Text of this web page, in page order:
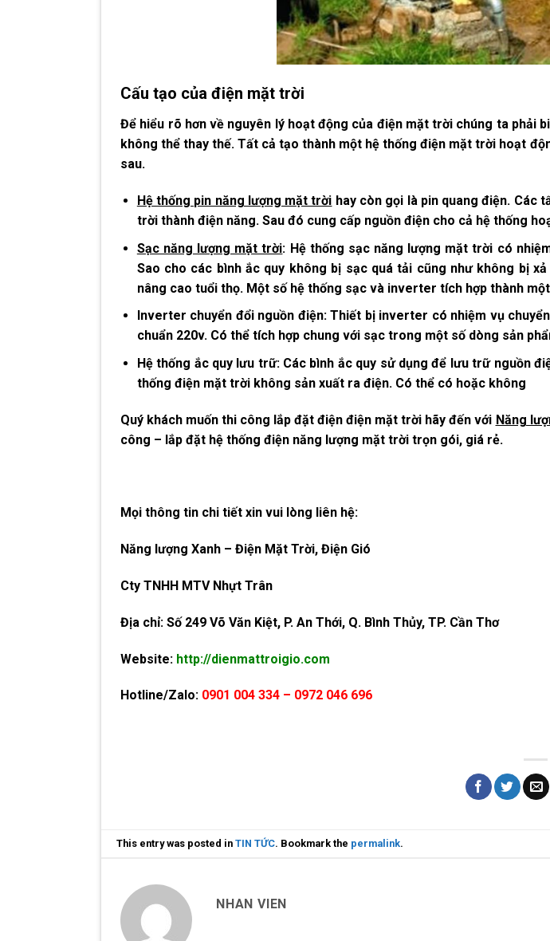
Cấu tạo của điện mặt trời
Để hiểu rõ hơn về nguyên lý hoạt động của điện mặt trời chúng ta phải
không thể thay thế. Tất cả tạo thành một hệ thống điện mặt trời hoạt
sau.
Hệ thống pin năng lượng mặt trời hay còn gọi là pin quang điện. Các
trời thành điện năng. Sau đó cung cấp nguồn điện cho cả hệ thống
Sạc năng lượng mặt trời: Hệ thống sạc năng lượng mặt trời có
Sao cho các bình ắc quy không bị sạc quá tải cũng như không bị
nâng cao tuổi thọ. Một số hệ thống sạc và inverter tích hợp thành
Inverter chuyển đổi nguồn điện: Thiết bị inverter có nhiệm vụ
chuẩn 220v. Có thể tích hợp chung với sạc trong một số dòng sản
Hệ thống ắc quy lưu trữ: Các bình ắc quy sử dụng để lưu trữ nguồn
thống điện mặt trời không sản xuất ra điện. Có thể có hoặc không
Quý khách muốn thi công lắp đặt điệnđiện mặt trời hãy đến với Năng
công – lắp đặt hệ thống điện năng lượng mặt trời trọn gói, giá rẻ.
Mọi thông tin chi tiết xin vui lòng liên hệ:
Năng lượng Xanh – Điện Mặt Trời, Điện Gió
Cty TNHH MTV Nhựt Trân
Địa chỉ: Số 249 Võ Văn Kiệt, P. An Thới, Q. Bình Thủy, TP. Cần Thơ
Website: http://dienmattroigio.com
Hotline/Zalo: 0901 004 334 – 0972 046 696
This entry was posted inTIN TỨC. Bookmark the permalink.
NHAN VIEN